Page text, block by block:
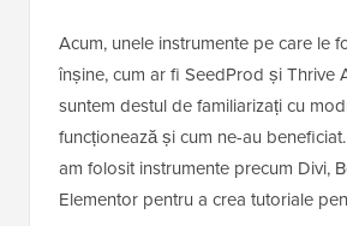
Acum, unele instrumente pe care le
înșine, cum ar fi SeedProd și Thrive
suntem destul de familiarizați cu
funcționează și cum ne-au
am folosit instrumente precum Divi,
Elementor pentru a crea tutoriale